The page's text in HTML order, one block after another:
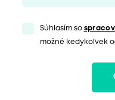
Súhlasím so
možné kedykoľvek